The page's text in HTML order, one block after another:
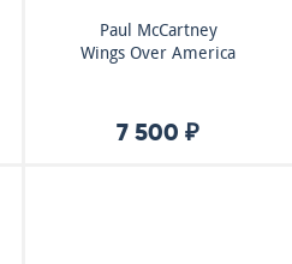
Paul McCartney
Wings Over America
7 500 ₽